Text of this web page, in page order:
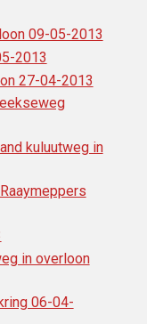
09-05-2013
2013
27-04-2013
kuluutweg in
in overloon
06-04-